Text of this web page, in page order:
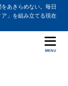
あきらめない。毎日
」を組み立てる現在
MENU